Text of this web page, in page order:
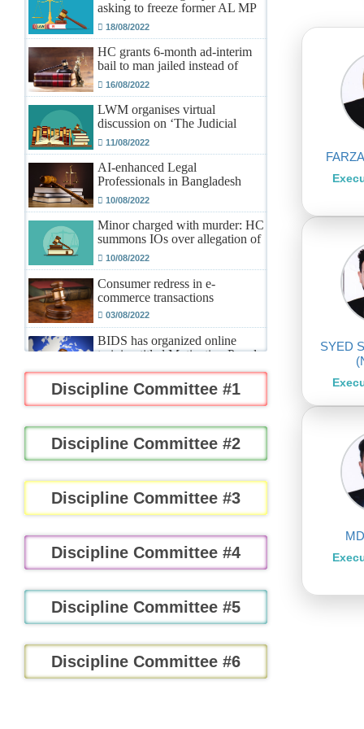
নতুন সদস্য ভুক্তির আবেদন ফরম পূরণ ও
জমার বিষয়ে জরুরী বিজ্ঞপ্তি।
06 Apr 2026
পবিত্র হজ্ব পালনে গমন ইচ্ছুক বিজ্ঞ
আইনজীবীগণের নাম অর্ন্তভুক্তির
নোটিশ।
30 Mar 2026
asking to freeze former AL MP
Awal’s bank account
18/08/2022
HC grants 6-month ad-interim
bail to man jailed instead of
actual convict
16/08/2022
LWM organises virtual
discussion on ‘The Judicial
Process of Bangabandhu
Murder Case and Its Verdict’
11/08/2022
AI-enhanced Legal
Professionals in Bangladesh
The time is now
10/08/2022
Minor charged with murder: HC
summons IOs over allegation of
forced confession
10/08/2022
Consumer redress in e-
commerce transactions
03/08/2022
BIDS has organized online
training titled Motivating People
at Workplace
14/07/2022
Discipline Committee #1
Discipline Committee #2
Discipline Committee #3
Discipline Committee #4
Discipline Committee #5
Discipline Committee #6
SYED